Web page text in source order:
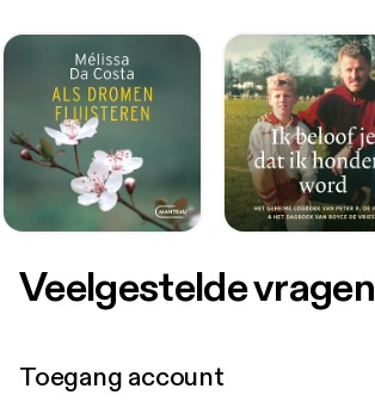
Veelgestelde vragen
Toegang account